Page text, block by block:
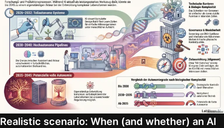
Realistic scenario: When (and whether) an AI